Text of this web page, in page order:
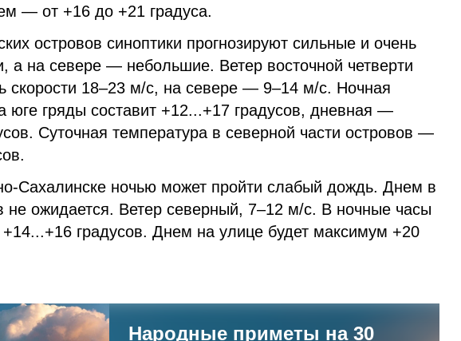
— от +16 до +21 градуса.
островов синоптики прогнозируют сильные и очень
а на севере — небольшие. Ветер восточной четверти
скорости 18–23 м/с, на севере — 9–14 м/с. Ночная
юге гряды составит +12...+17 градусов, дневная —
Суточная температура в северной части островов —
Сахалинске ночью может пройти слабый дождь. Днем в
не ожидается. Ветер северный, 7–12 м/с. В ночные часы
градусов. Днем на улице будет максимум +20
Народные приметы на 30